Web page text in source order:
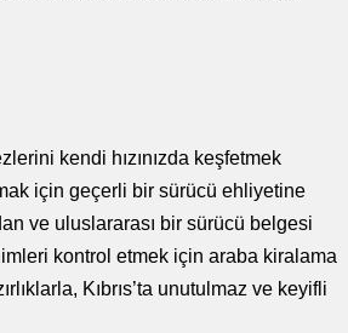
kendi hızınızda keşfetmek
için geçerli bir sürücü ehliyetine
ve uluslararası bir sürücü belgesi
kontrol etmek için araba kiralama
Kıbrıs’ta unutulmaz ve keyifli